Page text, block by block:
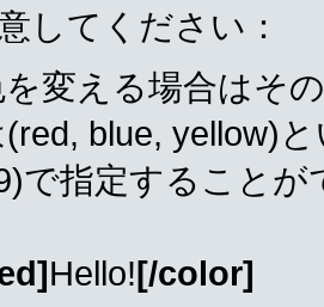
してください：
変える場合はそ
blue, yellow)
で指定することが
Hello![/color]